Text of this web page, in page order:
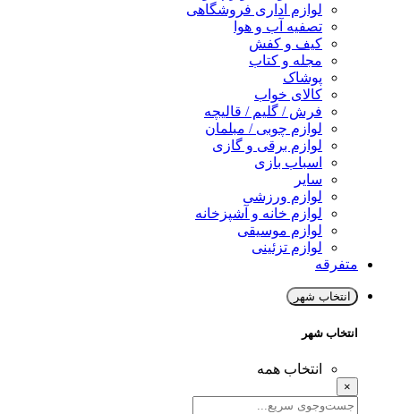
لوازم اداری فروشگاهی
تصفیه آب و هوا
کیف و کفش
مجله و کتاب
پوشاک
کالای خواب
فرش / گلیم / قالیچه
لوازم چوبی / مبلمان
لوازم برقی و گازی
اسباب بازی
سایر
لوازم ورزشی
لوازم خانه و آشپزخانه
لوازم موسیقی
لوازم تزئینی
متفرقه
انتخاب شهر
انتخاب شهر
انتخاب همه
×